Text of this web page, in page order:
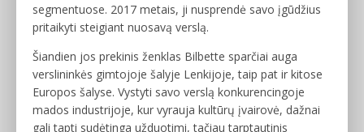
segmentuose. 2017 metais, ji nusprendė savo įgūdžius
pritaikyti steigiant nuosavą verslą.
Šiandien jos prekinis ženklas Bilbette sparčiai auga
verslininkės gimtojoje šalyje Lenkijoje, taip pat ir kitose
Europos šalyse. Vystyti savo verslą konkurencingoje
mados industrijoje, kur vyrauja kultūrų įvairovė, dažnai
gali tapti sudėtinga užduotimi, tačiau tarptautinis